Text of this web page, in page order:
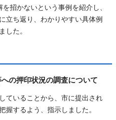
招かないという事例を紹介し、
立ち返り、わかりやすい具体例
した。
の押印状況の調査について
ていることから、市に提出され
握するよう、指示しました。